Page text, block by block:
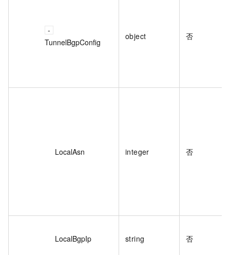
TunnelBgpConfig
object 否
LocalAsn integer 否
LocalBgpIp string 否